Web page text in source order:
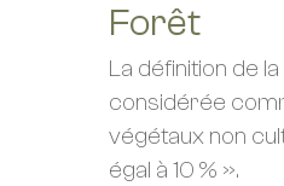
Forêt
La définition de
considérée
végétaux non
égal à 10 % ».